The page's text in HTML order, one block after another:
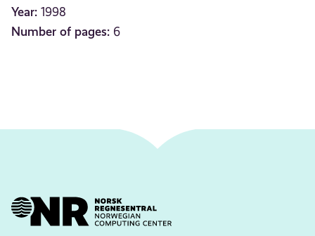
Year: 1998
Number of pages: 6